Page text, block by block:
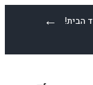
←